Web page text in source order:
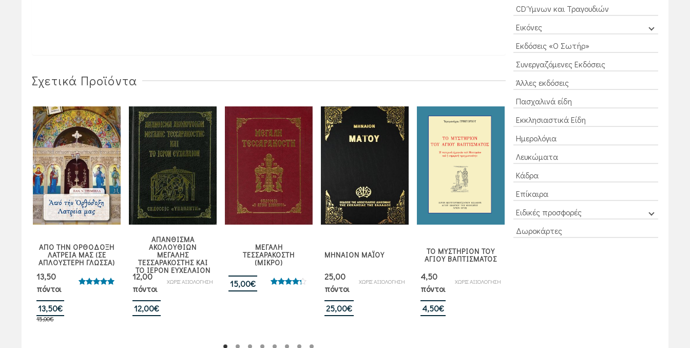
Σχετικά Προϊόντα
ΑΠΟ ΤΗΝ ΟΡΘΟΔΟΞΗ
ΛΑΤΡΕΙΑ ΜΑΣ (ΣΕ
ΑΠΛΟΥΣΤΕΡΗ ΓΛΩΣΣΑ)
Βαθμολογήθηκε
13,50
πόντοι
15,00€
13,50€
ΑΠΑΝΘΙΣΜΑ
ΑΚΟΛΟΥΘΙΩΝ
ΜΕΓΑΛΗΣ
ΤΕΣΣΑΡΑΚΟΣΤΗΣ ΚΑΙ
ΤΟ ΙΕΡΟΝ ΕΥΧΕΛΑΙΟΝ
ΧΩΡΙΣ ΑΞΙΟΛΟΓΗΣΗ
12,00
πόντοι
12,00€
ΜΕΓΑΛΗ
ΤΕΣΣΑΡΑΚΟΣΤΗ
(ΜΙΚΡΟ)
Βαθμολογήθηκε
15,00€
ΜΗΝΑΙΟΝ ΜΑΪΟΥ
ΧΩΡΙΣ ΑΞΙΟΛΟΓΗΣΗ
25,00
πόντοι
25,00€
ΤΟ ΜΥΣΤΗΡΙΟΝ ΤΟΥ
ΑΓΙΟΥ ΒΑΠΤΙΣΜΑΤΟΣ
ΧΩΡΙΣ ΑΞΙΟΛΟΓΗΣΗ
4,50
πόντοι
4,50€
CD Ύμνων και Τραγουδιών
Εικόνες
Εκδόσεις «Ο Σωτήρ»
Συνεργαζόμενες Εκδόσεις
Άλλες εκδόσεις
Πασχαλινά είδη
Εκκλησιαστικά Είδη
Ημερολόγια
Λευκώματα
Κάδρα
Επίκαιρα
Ειδικές προσφορές
Δωροκάρτες